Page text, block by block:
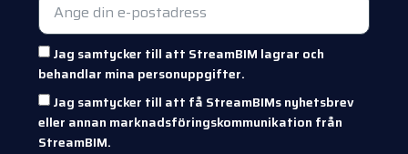
Jag samtycker till att StreamBIM lagrar och
behandlar mina personuppgifter.
Jag samtycker till att få StreamBIMs nyhetsbrev
eller annan marknadsföringskommunikation från
StreamBIM.